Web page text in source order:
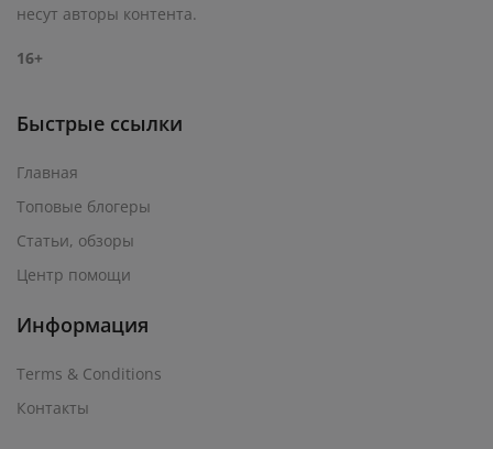
несут авторы контента.
16+
Быстрые ссылки
Главная
Топовые блогеры
Статьи, обзоры
Центр помощи
Информация
Terms & Conditions
Контакты